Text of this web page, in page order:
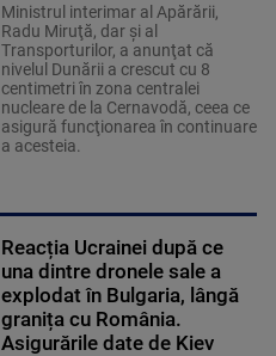
Ministrul interimar al Apărării,
Radu Miruţă, dar şi al
Transporturilor, a anunţat că
nivelul Dunării a crescut cu 8
centimetri în zona centralei
nucleare de la Cernavodă, ceea ce
asigură funcţionarea în continuare
a acesteia.
Reacția Ucrainei după ce
una dintre dronele sale a
explodat în Bulgaria, lângă
granița cu România.
Asigurările date de Kiev